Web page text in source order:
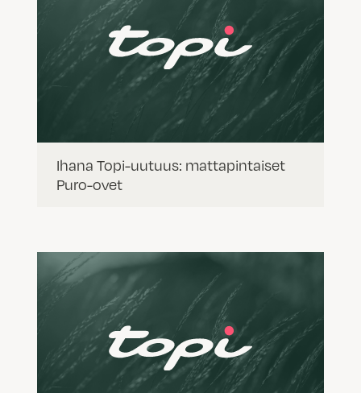
Ihana Topi-uutuus: mattapintaiset
Puro-ovet